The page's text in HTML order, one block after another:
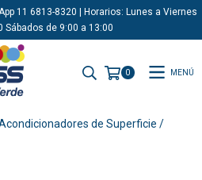
11 6813-8320 | Horarios: Lunes a Viernes
Sábados de 9:00 a 13:00
0 MENÚ
de Superficie /